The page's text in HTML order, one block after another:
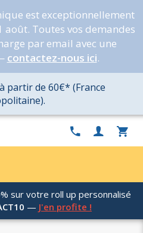
est exceptionnellement
Toutes vos demandes
par email avec une
contactez-nous ici.
à partir de 60€* (France
sur votre roll up personnalisé
— J'en profite !